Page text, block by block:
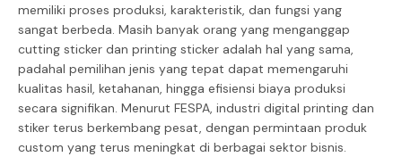
memiliki proses produksi, karakteristik, dan fungsi yang
sangat berbeda. Masih banyak orang yang menganggap
cutting sticker dan printing sticker adalah hal yang sama,
padahal pemilihan jenis yang tepat dapat memengaruhi
kualitas hasil, ketahanan, hingga efisiensi biaya produksi
secara signifikan. Menurut FESPA, industri digital printing dan
stiker terus berkembang pesat, dengan permintaan produk
custom yang terus meningkat di berbagai sektor bisnis.